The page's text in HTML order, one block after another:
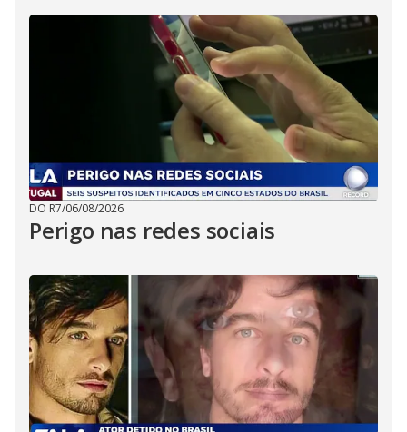
DO R7/06/08/2026
Perigo nas redes sociais